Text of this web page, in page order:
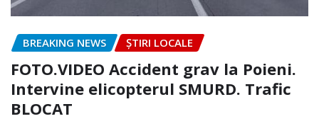
BREAKING NEWS ȘTIRI LOCALE
FOTO.VIDEO Accident grav la Poieni.
Intervine elicopterul SMURD. Trafic
BLOCAT